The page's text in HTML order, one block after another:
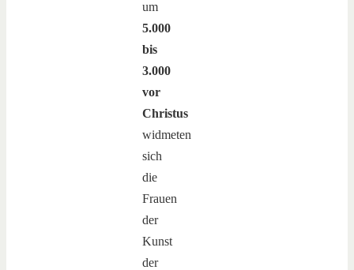
um
5.000
bis
3.000
vor
Christus
widmeten
sich
die
Frauen
der
Kunst
der